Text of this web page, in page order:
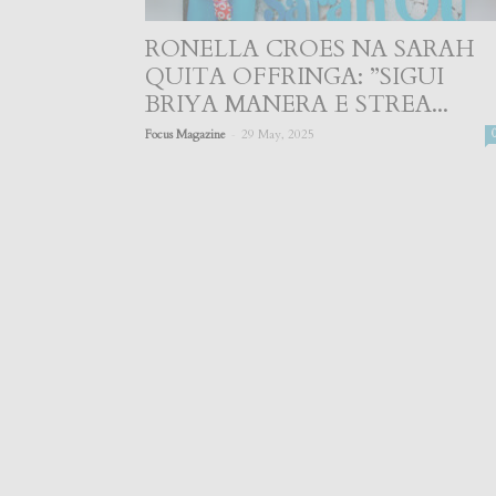
RONELLA CROES NA SARAH
QUITA OFFRINGA: ”SIGUI
BRIYA MANERA E STREA...
Focus Magazine 29 May, 2025 0